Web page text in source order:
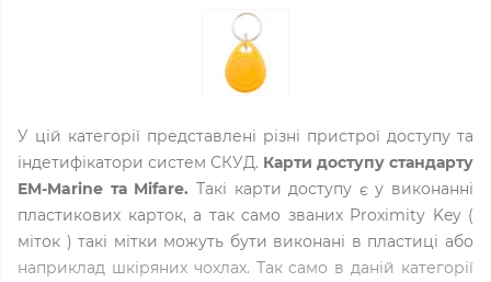
У цій категорії представлені різні пристрої доступу та
індетифікатори систем СКУД. Карти доступу стандарту
EM-Marine та Mifare. Такі карти доступу є у виконанні
пластикових карток, а так само званих Proximity Key (
міток ) такі мітки можуть бути виконані в пластиці або
наприклад шкіряних чохлах. Так само в даній категорії